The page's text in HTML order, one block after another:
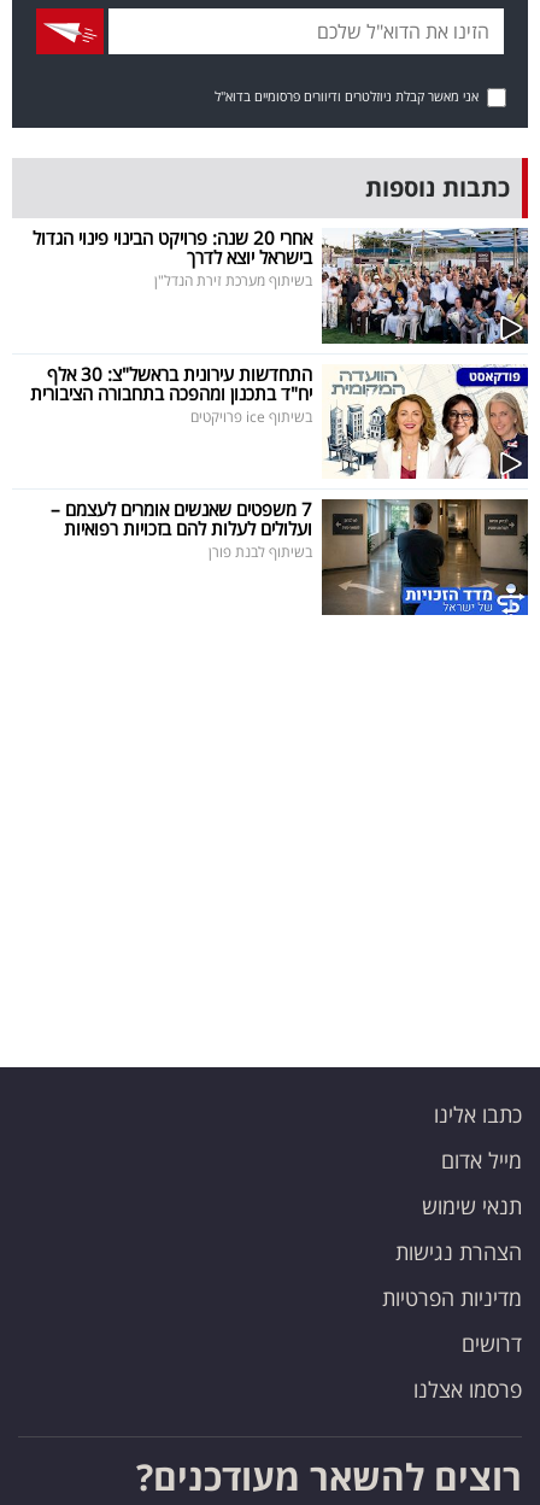
אחרינו:
אני מאשר קבלת ניוזלטרים ודיוורים פרסומיים בדוא"ל
כתבות נוספות
אחרי 20 שנה: פרויקט הבינוי פינוי הגדול
בישראל יוצא לדרך
בשיתוף מערכת זירת הנדל"ן
התחדשות עירונית בראשל"צ: 30 אלף
יח"ד בתכנון ומהפכה בתחבורה הציבורית
בשיתוף ice פרויקטים
7 משפטים שאנשים אומרים לעצמם –
ועלולים לעלות להם בזכויות רפואיות
בשיתוף לבנת פורן
כתבו אלינו
מייל אדום
תנאי שימוש
הצהרת נגישות
מדיניות הפרטיות
דרושים
פרסמו אצלנו
רוצים להשאר מעודכנים?